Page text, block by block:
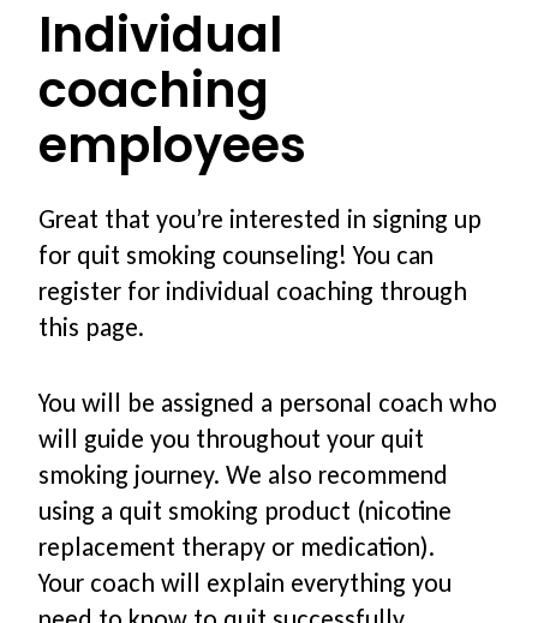
Onderhoud & Service
Software & Firmware
🛒
Account
Afrekenen
Individual
coaching
employees
Great that you’re interested in signing up
for quit smoking counseling! You can
register for individual coaching through
this page.
You will be assigned a personal coach who
will guide you throughout your quit
smoking journey. We also recommend
using a quit smoking product (nicotine
replacement therapy or medication).
Your coach will explain everything you